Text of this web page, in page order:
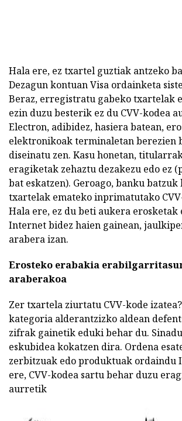
Hala ere, ez txartel guztiak antzeko
Dezagun kontuan Visa ordainketa
Beraz, erregistratu gabeko txartelak
ezin duzu besterik ez du CVV-kodea
Electron, adibidez, hasiera batean,
elektronikoak terminaletan berezien
diseinatu zen. Kasu honetan,
eragiketak zehaztu dezakezu edo ez
bat eskatzen). Geroago, banku batzuk
txartelak emateko inprimatutako
Hala ere, ez du beti aukera erosketak
Internet bidez haien gainean,
arabera izan.
Erosteko erabakia
araberakoa
Zer txartela ziurtatu CVV-kode izatea?
kategoria alderantzizko aldean
zifrak gainetik eduki behar du.
eskubidea kokatzen dira. Ordena
zerbitzuak edo produktuak ordaindu
ere, CVV-kodea sartu behar duzu
aurretik